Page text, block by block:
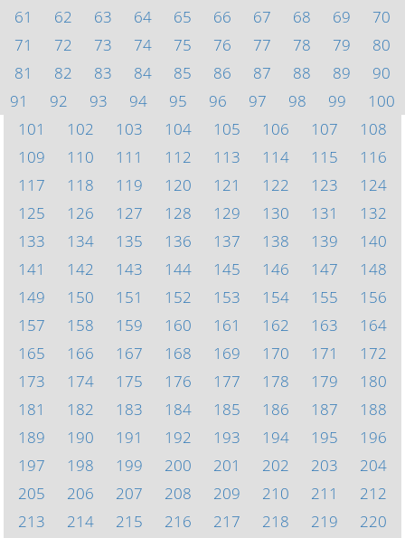
61
62 63 64 65 66 67 68 69
70
71
72 73 74 75 76 77 78 79
80
81
82 83 84 85 86 87 88 89
90
91
92 93 94 95 96 97 98 99
100
101
102 103 104 105 106 107
108
109
110 111 112 113 114 115
116
117
118 119 120 121 122 123
124
125
126 127 128 129 130 131
132
133
134 135 136 137 138 139
140
141
142 143 144 145 146 147
148
149
150 151 152 153 154 155
156
157
158 159 160 161 162 163
164
165
166 167 168 169 170 171
172
173
174 175 176 177 178 179
180
181
182 183 184 185 186 187
188
189
190 191 192 193 194 195
196
197
198 199 200 201 202 203
204
205
206 207 208 209 210 211
212
213
214 215 216 217 218 219
220